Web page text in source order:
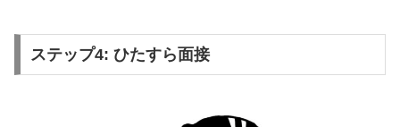
ステップ4: ひたすら面接